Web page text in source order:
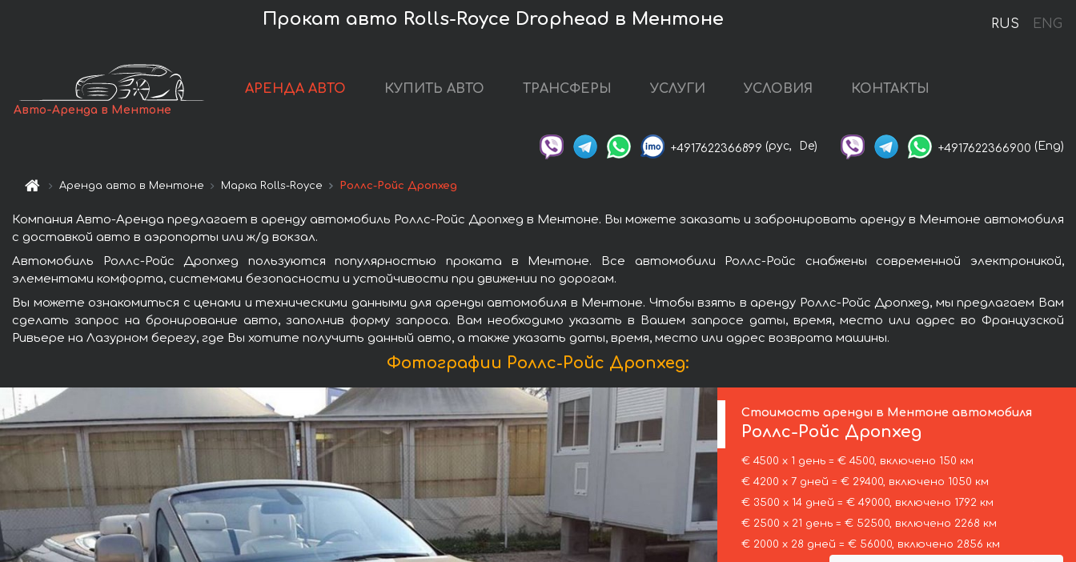
RUS ENG
Прокат авто Rolls-Royce Drophead в Ментоне
Авто-Аренда в Ментоне
АРЕНДА АВТО КУПИТЬ АВТО ТРАНСФЕРЫ УСЛУГИ УСЛОВИЯ КОНТАКТЫ
+4917622366899 (рус, De) +4917622366900 (Eng)
Аренда авто в Ментоне Марка Rolls-Royce Роллс-Ройс Дропхед
Компания Авто-Аренда предлагает в аренду автомобиль Роллс-Ройс Дропхед в Ментоне. Вы можете заказать и забронировать аренду в Ментоне автомобиля
с доставкой авто в аэропорты или ж/д вокзал.
Автомобиль Роллс-Ройс Дропхед пользуются популярностью проката в Ментоне. Все автомобили Роллс-Ройс снабжены современной электроникой,
элементами комфорта, системами безопасности и устойчивости при движении по дорогам.
Вы можете ознакомиться с ценами и техническими данными для аренды автомобиля в Ментоне. Чтобы взять в аренду Роллс-Ройс Дропхед, мы предлагаем Вам
сделать запрос на бронирование авто, заполнив форму запроса. Вам необходимо указать в Вашем запросе даты, время, место или адрес во Французской
Ривьере на Лазурном берегу, где Вы хотите получить данный авто, а также указать даты, время, место или адрес возврата машины.
Фотографии Роллс-Ройс Дропхед:
Стоимость аренды в Ментоне автомобиля
Роллс-Ройс Дропхед
€ 4500 х 1 день = € 4500, включено 150 км
€ 4200 х 7 дней = € 29400, включено 1050 км
€ 3500 х 14 дней = € 49000, включено 1792 км
€ 2500 х 21 день = € 52500, включено 2268 км
€ 2000 х 28 дней = € 56000, включено 2856 км